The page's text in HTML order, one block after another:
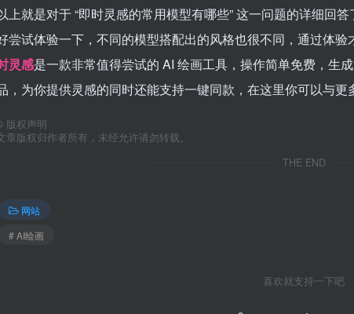
上就是对于 “即时灵感的常用模型有哪些” 这一问题的详细回
尝试体验一下，不同的模型搭配出的风格也很不同，通过体验
灵感是一款非常值得尝试的 AI 绘画工具，操作简单免费，生
，为你提供灵感的同时还能支持一键同款，在这里你可以与更
版权声明
章版权归作者所有，未经允许请勿转载。
THE END
网站
# AI绘画
喜欢就支持一下吧